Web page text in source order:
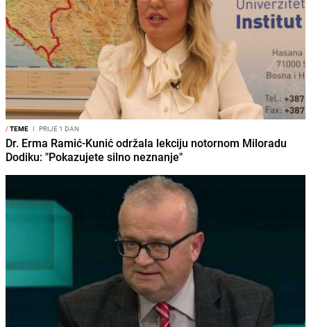
/TEME I PRIJE 1 DAN
Dr. Erma Ramić-Kunić održala lekciju notornom Miloradu
Dodiku: "Pokazujete silno neznanje"